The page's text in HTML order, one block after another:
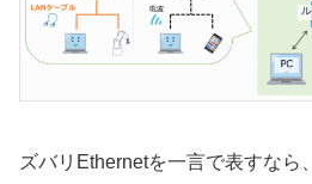
ズバリEthernetを一言で表すなら、